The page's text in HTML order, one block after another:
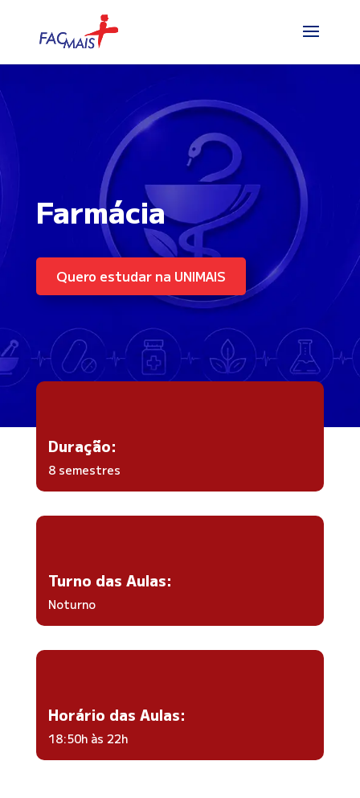
Farmácia
Quero estudar na UNIMAIS
Duração:
8 semestres
Turno das Aulas:
Noturno
Horário das Aulas:
18:50h às 22h